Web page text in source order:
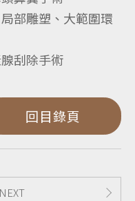
部雕塑、大範圍環
刮除手術
回目錄頁
NEXT